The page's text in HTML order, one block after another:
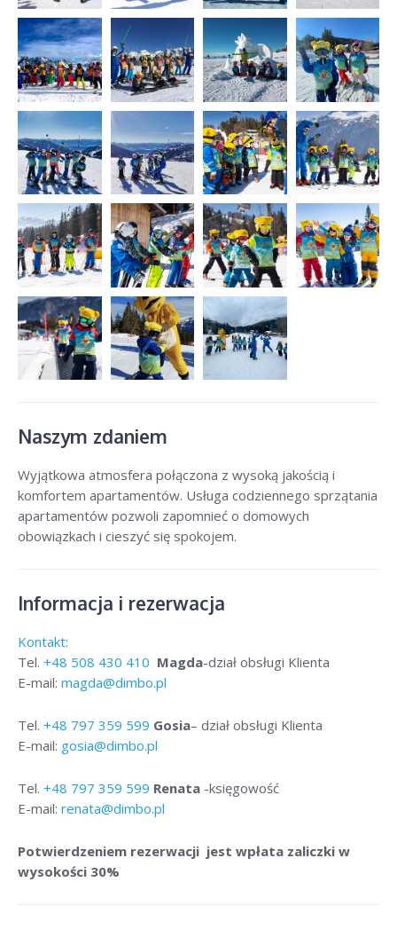
Naszym zdaniem
Wyjątkowa atmosfera połączona z wysoką jakością i
komfortem apartamentów. Usługa codziennego sprzątania
apartamentów pozwoli zapomnieć o domowych
obowiązkach i cieszyć się spokojem.
Informacja i rezerwacja
Kontakt:
Tel. +48 508 430 410 Magda-dział obsługi Klienta
E-mail: magda@dimbo.pl
Tel. +48 797 359 599 Gosia– dział obsługi Klienta
E-mail: gosia@dimbo.pl
Tel. +48 797 359 599 Renata -księgowość
E-mail: renata@dimbo.pl
Potwierdzeniem rezerwacji jest wpłata zaliczki w
wysokości 30%